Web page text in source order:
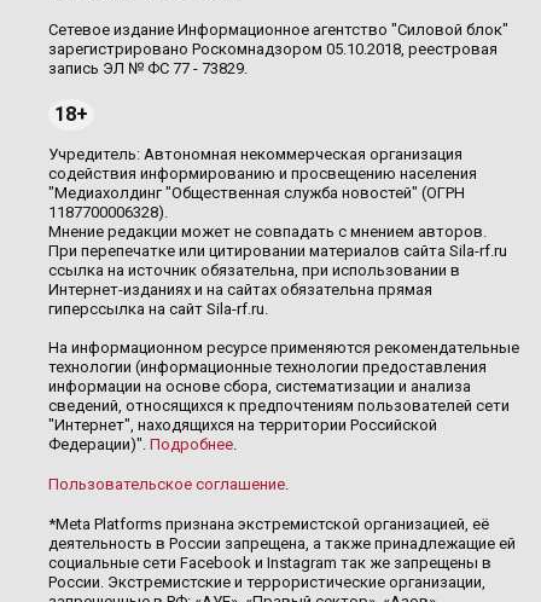
Сетевое издание Информационное агентство "Силовой блок"
зарегистрировано Роскомнадзором 05.10.2018, реестровая
запись ЭЛ № ФС 77 - 73829.
18+
Учредитель: Автономная некоммерческая организация
содействия информированию и просвещению населения
"Медиахолдинг "Общественная служба новостей" (ОГРН
1187700006328).
Мнение редакции может не совпадать с мнением авторов.
При перепечатке или цитировании материалов сайта Sila-rf.ru
ссылка на источник обязательна, при использовании в
Интернет-изданиях и на сайтах обязательна прямая
гиперссылка на сайт Sila-rf.ru.
На информационном ресурсе применяются рекомендательные
технологии (информационные технологии предоставления
информации на основе сбора, систематизации и анализа
сведений, относящихся к предпочтениям пользователей сети
"Интернет", находящихся на территории Российской
Федерации)". Подробнее.
Пользовательское соглашение.
*Meta Platforms признана экстремистской организацией, её
деятельность в России запрещена, а также принадлежащие ей
социальные сети Facebook и Instagram так же запрещены в
России. Экстремистские и террористические организации,